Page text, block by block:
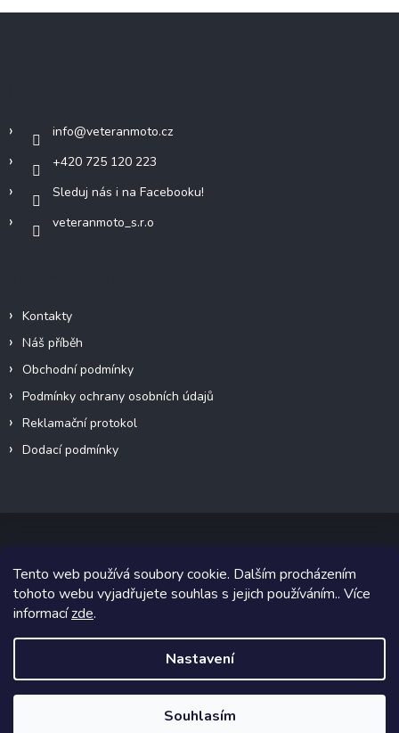
Tento web používá soubory cookie. Dalším procházením
tohoto webu vyjadřujete souhlas s jejich používáním.. Více
informacízde.
Nastavení
Souhlasím
info@veteranmoto.cz
+420 725 120 223
Sleduj nás i na Facebooku!
veteranmoto_s.r.o
Kontakty
Náš příběh
Obchodní podmínky
Podmínky ochrany osobních údajů
Reklamační protokol
Dodací podmínky
Copyright 2026VeteránMoto s.r.o.. Všechna práva vyhrazena.
Grafický návrh vytvořil a na Shoptet implementoval
Shoptetak.cz.
Vytvořil Shoptet